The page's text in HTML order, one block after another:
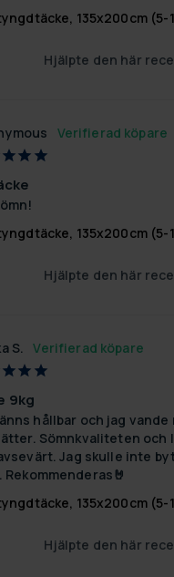
135x200cm (5-
Hjälpte den här
135x200cm (5-
Hjälpte den här
S.
9kg
hållbar och jag
Sömnkvaliteten och
Jag skulle inte
135x200cm (5-
Hjälpte den här